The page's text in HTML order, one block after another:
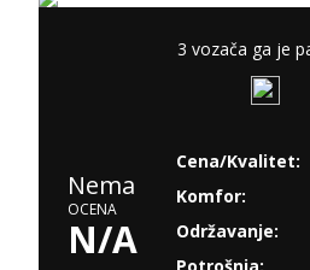
3 vozača ga je
Nema
OCENA
N/A
Cena/Kvalitet:
Komfor:
Održavanje: